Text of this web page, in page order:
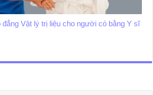
đẳng Vật lý trị liệu cho người có bằng Y sĩ